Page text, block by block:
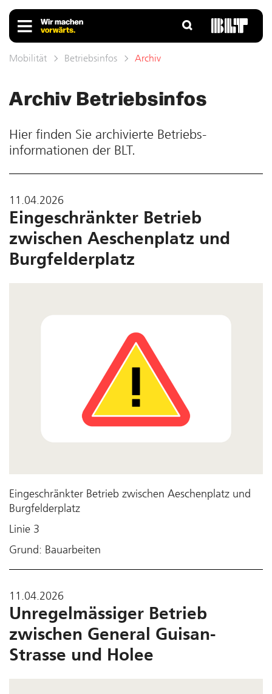
Mobilität Betriebsinfos Archiv
Archiv Betriebs­infos
Hier finden Sie ar­chivierte Betriebs­
informationen der BLT.
11.04.2026
Eingeschränkter Betrieb
zwischen Aeschenplatz und
Burgfelderplatz
Eingeschränkter Betrieb zwischen Aeschenplatz und
Burgfelderplatz
Linie 3
Grund: Bauarbeiten
11.04.2026
Unregelmässiger Betrieb
zwischen General Guisan-
Strasse und Holee